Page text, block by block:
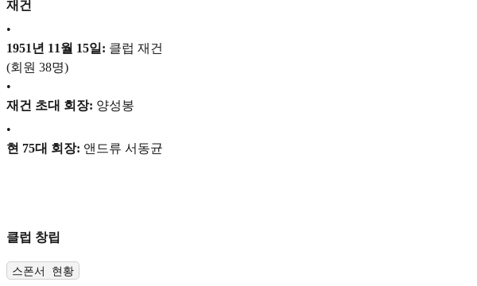
재건
•
1951년 11월 15일: 클럽 재건
(회원 38명)
•
재건 초대 회장: 양성봉
•
현 75대 회장: 앤드류 서동균
클럽 창립
스폰서 현황